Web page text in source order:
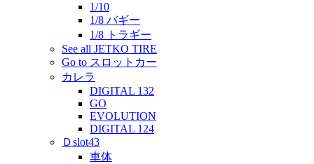
1/10
1/8 バギー
1/8 トラギー
See all JETKO TIRE
Go to スロットカー
カレラ
DIGITAL 132
GO
EVOLUTION
DIGITAL 124
Ｄslot43
車体